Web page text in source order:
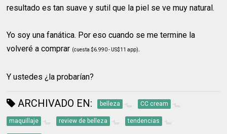
resultado es tan suave y sutil que la piel se ve muy natural.
Yo soy una fanática. Por eso cuando se me termine la
volveré a comprar (cuesta $6.990 - US$11 app).
Y ustedes ¿la probarían?
ARCHIVADO EN: belleza CC cream
maquillaje review de belleza tendencias